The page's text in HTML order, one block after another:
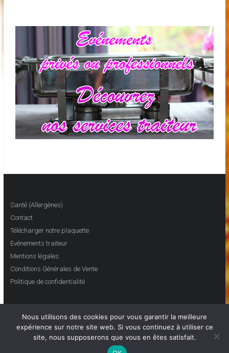
Santé (Allergènes)
Contact
Télécharger notre plaquette
Evénements traiteur
Mentions légales
Conditions Générales de Vente
Politique de confidentialité
Nous utilisons des cookies pour vous garantir la meilleure
expérience sur notre site web. Si vous continuez à utiliser ce
site, nous supposerons que vous en êtes satisfait.